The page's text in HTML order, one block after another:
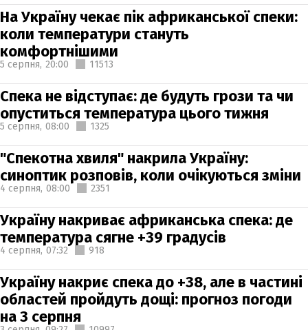
На Україну чекає пік африканської спеки:
коли температури стануть
комфортнішими
5 серпня, 20:00 11513
Спека не відступає: де будуть грози та чи
опуститься температура цього тижня
5 серпня, 08:00 1325
"Спекотна хвиля" накрила Україну:
синоптик розповів, коли очікуються зміни
4 серпня, 08:00 2351
Україну накриває африканська спека: де
температура сягне +39 градусів
4 серпня, 07:32 918
Україну накриє спека до +38, але в частині
областей пройдуть дощі: прогноз погоди
на 3 серпня